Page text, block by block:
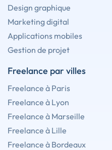
Design graphique
Marketing digital
Applications mobiles
Gestion de projet
Freelance par villes
Freelance à Paris
Freelance à Lyon
Freelance à Marseille
Freelance à Lille
Freelance à Bordeaux